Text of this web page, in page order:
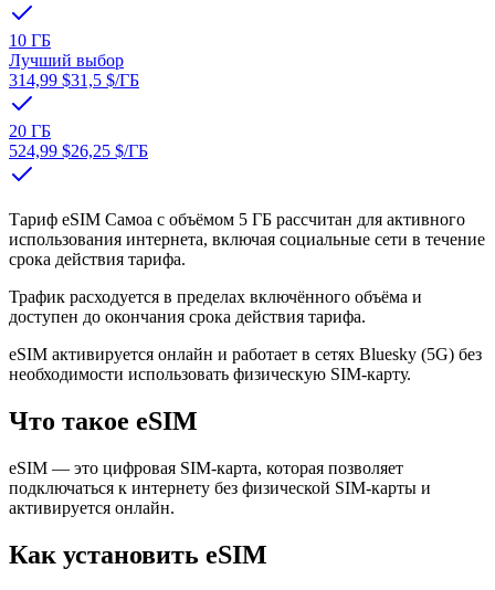
10 ГБ
Лучший выбор
314,99 $31,5 $/ГБ
20 ГБ
524,99 $26,25 $/ГБ
Тариф eSIM Самоа с объёмом 5 ГБ рассчитан для активного
использования интернета, включая социальные сети в течение
срока действия тарифа.
Трафик расходуется в пределах включённого объёма и
доступен до окончания срока действия тарифа.
eSIM активируется онлайн и работает в сетях Bluesky (5G) без
необходимости использовать физическую SIM-карту.
Что такое eSIM
eSIM — это цифровая SIM-карта, которая позволяет
подключаться к интернету без физической SIM-карты и
активируется онлайн.
Как установить eSIM